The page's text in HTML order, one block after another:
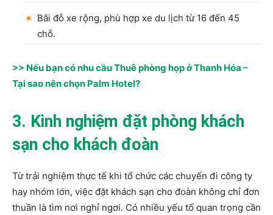
Bãi đỗ xe rộng, phù hợp xe du lịch từ 16 đến 45
chỗ.
>> Nếu bạn có nhu cầu Thuê phòng họp ở Thanh Hóa –
Tại sao nên chọn Palm Hotel?
3. Kinh nghiệm đặt phòng khách
sạn cho khách đoàn
Từ trải nghiệm thực tế khi tổ chức các chuyến đi công ty
hay nhóm lớn, việc đặt khách sạn cho đoàn không chỉ đơn
thuần là tìm nơi nghỉ ngơi. Có nhiều yếu tố quan trọng cần